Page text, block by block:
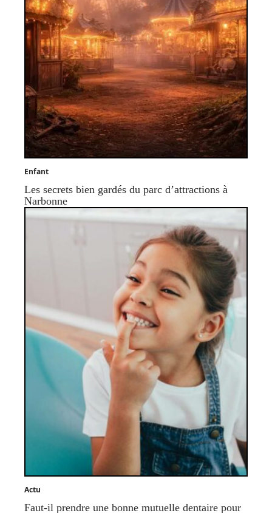
Enfant
Les secrets bien gardés du parc d’attractions à
Narbonne
Actu
Faut-il prendre une bonne mutuelle dentaire pour